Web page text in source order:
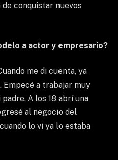
conquistar nuevos
a actor y empresario?
me di cuenta, ya
Empecé a trabajar muy
padre. A los 18 abrí una
al negocio del
lo vi ya lo estaba